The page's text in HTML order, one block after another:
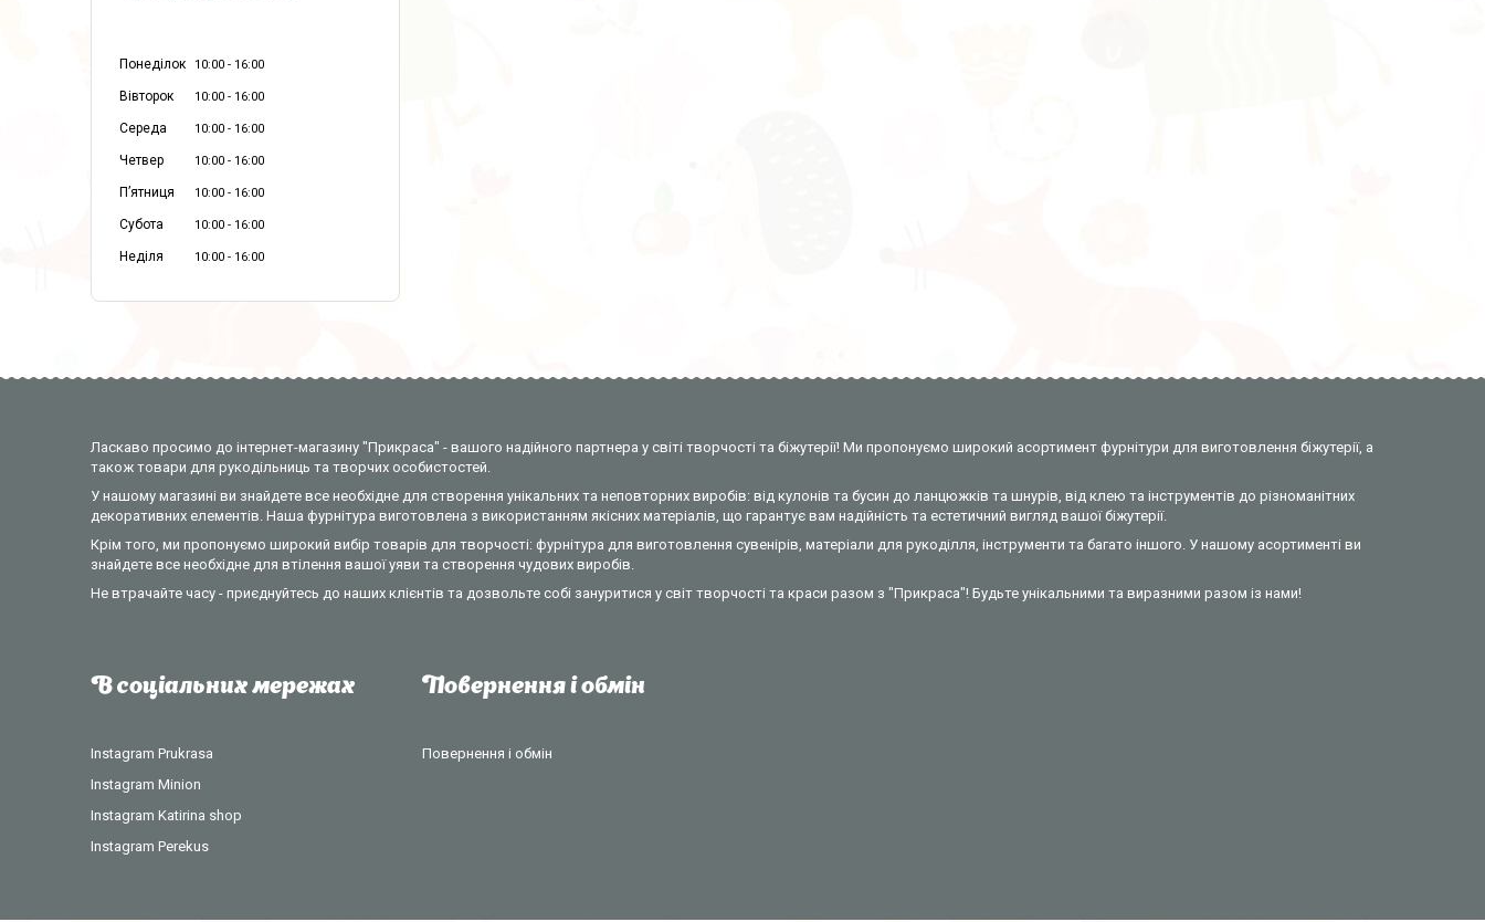
Понеділок 10:00 16:00
Вівторок 10:00 16:00
Середа 10:00 16:00
Четвер 10:00 16:00
Пʼятниця 10:00 16:00
Субота 10:00 16:00
Неділя 10:00 16:00
Ласкаво просимо до інтернет-магазину "Прикраса" - вашого надійного партнера у світі творчості та біжутерії! Ми пропонуємо широкий асортимент фурнітури для виготовлення біжутерії, а
також товари для рукодільниць та творчих особистостей.
У нашому магазині ви знайдете все необхідне для створення унікальних та неповторних виробів: від кулонів та бусин до ланцюжків та шнурів, від клею та інструментів до різноманітних
декоративних елементів. Наша фурнітура виготовлена з використанням якісних матеріалів, що гарантує вам надійність та естетичний вигляд вашої біжутерії.
Крім того, ми пропонуємо широкий вибір товарів для творчості: фурнітура для виготовлення сувенірів, матеріали для рукоділля, інструменти та багато іншого. У нашому асортименті ви
знайдете все необхідне для втілення вашої уяви та створення чудових виробів.
Не втрачайте часу - приєднуйтесь до наших клієнтів та дозвольте собі зануритися у світ творчості та краси разом з "Прикраса"! Будьте унікальними та виразними разом із нами!
В соціальних мережах
Instagram Prukrasa
Instagram Minion
Instagram Katirina shop
Instagram Perekus
Повернення і обмін
Повернення і обмін